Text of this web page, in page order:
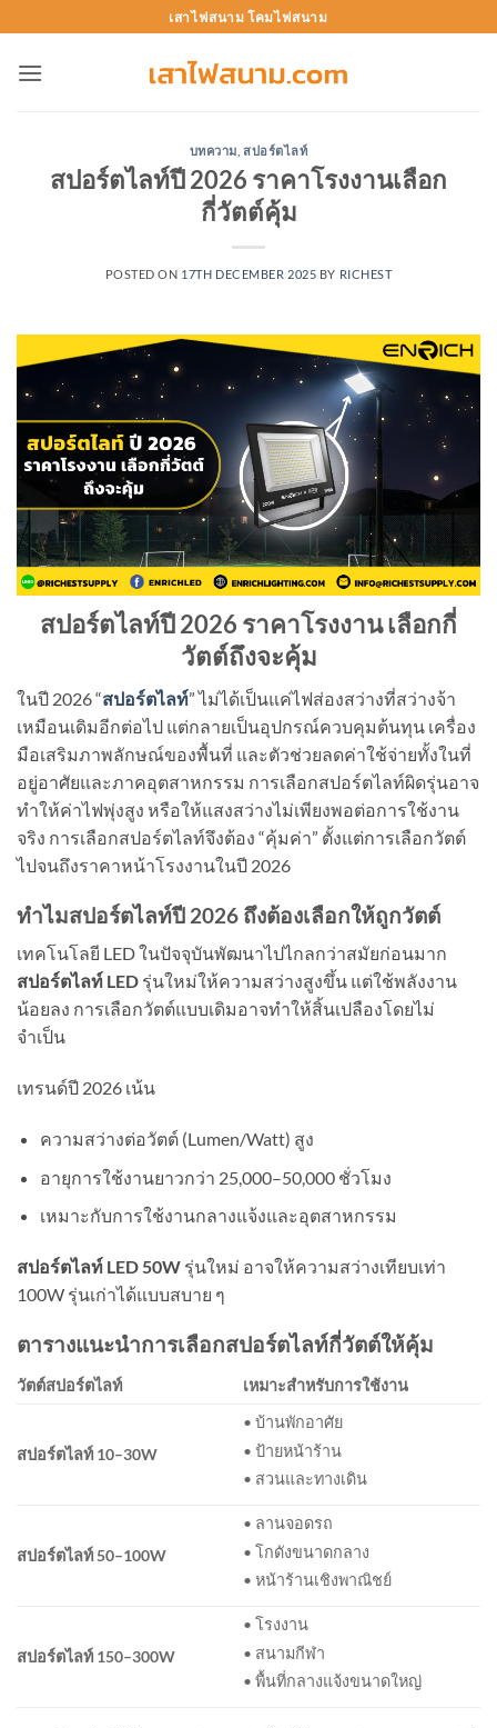
to
content
เสาไฟสนาม โคมไฟสนาม
บทความ สปอร์ตไลท์
สปอร์ตไลท์ปี 2026 ราคาโรงงานเลือก
กี่วัตต์คุ้ม
POSTED ON 17TH DECEMBER 2025 BY RICHEST
สปอร์ตไลท์ปี 2026 ราคาโรงงาน เลือกกี่
วัตต์ถึงจะคุ้ม
ในปี 2026 “สปอร์ตไลท์” ไม่ได้เป็นแค่ไฟส่องสว่างที่สว่างจ้า
เหมือนเดิมอีกต่อไป แต่กลายเป็นอุปกรณ์ควบคุมต้นทุน เครื่อง
มือเสริมภาพลักษณ์ของพื้นที่ และตัวช่วยลดค่าใช้จ่ายทั้งในที่
อยู่อาศัยและภาคอุตสาหกรรม การเลือกสปอร์ตไลท์ผิดรุ่นอาจ
ทำให้ค่าไฟพุ่งสูง หรือให้แสงสว่างไม่เพียงพอต่อการใช้งาน
จริง การเลือกสปอร์ตไลท์จึงต้อง “คุ้มค่า” ตั้งแต่การเลือกวัตต์
ไปจนถึงราคาหน้าโรงงานในปี 2026
ทำไมสปอร์ตไลท์ปี 2026 ถึงต้องเลือกให้ถูกวัตต์
เทคโนโลยี LED ในปัจจุบันพัฒนาไปไกลกว่าสมัยก่อนมาก
สปอร์ตไลท์ LED รุ่นใหม่ให้ความสว่างสูงขึ้น แต่ใช้พลังงาน
น้อยลง การเลือกวัตต์แบบเดิมอาจทำให้สิ้นเปลืองโดยไม่
จำเป็น
เทรนด์ปี 2026 เน้น
ความสว่างต่อวัตต์ (Lumen/Watt) สูง
อายุการใช้งานยาวกว่า 25,000–50,000 ชั่วโมง
เหมาะกับการใช้งานกลางแจ้งและอุตสาหกรรม
สปอร์ตไลท์ LED 50W รุ่นใหม่ อาจให้ความสว่างเทียบเท่า
100W รุ่นเก่าได้แบบสบาย ๆ
ตารางแนะนำการเลือกสปอร์ตไลท์กี่วัตต์ให้คุ้ม
วัตต์สปอร์ตไลท์ เหมาะสำหรับการใช้งาน
สปอร์ตไลท์ 10–30W
• บ้านพักอาศัย
• ป้ายหน้าร้าน
• สวนและทางเดิน
สปอร์ตไลท์ 50–100W
• ลานจอดรถ
• โกดังขนาดกลาง
• หน้าร้านเชิงพาณิชย์
สปอร์ตไลท์ 150–300W
• โรงงาน
• สนามกีฬา
• พื้นที่กลางแจ้งขนาดใหญ่